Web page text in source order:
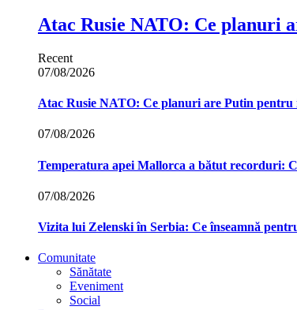
Atac Rusie NATO: Ce planuri
Recent
07/08/2026
Atac Rusie NATO: Ce planuri are Putin pentru
07/08/2026
Temperatura apei Mallorca a bătut recorduri:
07/08/2026
Vizita lui Zelenski în Serbia: Ce înseamnă
Comunitate
Sănătate
Eveniment
Social